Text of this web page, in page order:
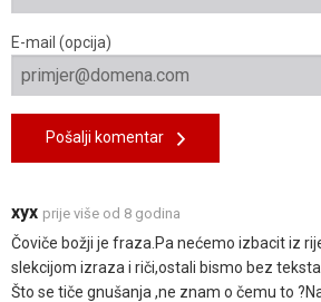
E-mail (opcija)
Pošalji komentar
xyx prije više od 8 godina
Čoviče božji je fraza.Pa nećemo izbacit iz
slekcijom izraza i riči,ostali bismo bez teksta...
Što se tiče gnušanja ,ne znam o čemu to